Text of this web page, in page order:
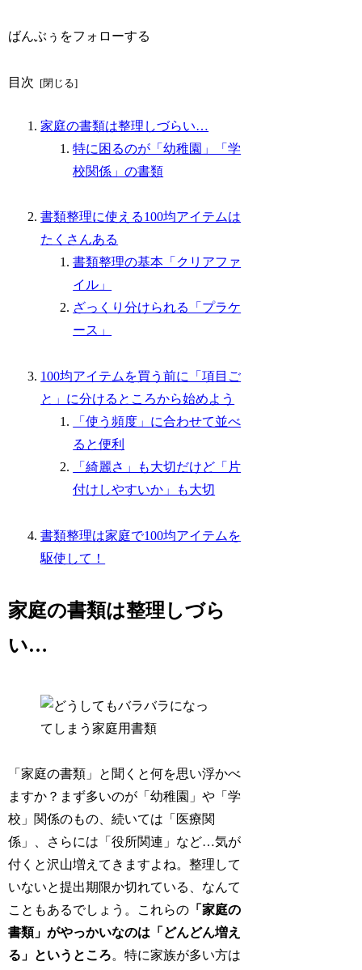
ばんぶぅをフォローする
目次
家庭の書類は整理しづらい…
特に困るのが「幼稚園」「学
校関係」の書類
書類整理に使える100均アイテムは
たくさんある
書類整理の基本「クリアファ
イル」
ざっくり分けられる「プラケ
ース」
100均アイテムを買う前に「項目ご
と」に分けるところから始めよう
「使う頻度」に合わせて並べ
ると便利
「綺麗さ」も大切だけど「片
付けしやすいか」も大切
書類整理は家庭で100均アイテムを
駆使して！
家庭の書類は整理しづら
い…
「家庭の書類」と聞くと何を思い浮かべ
ますか？まず多いのが「幼稚園」や「学
校」関係のもの、続いては「医療関
係」、さらには「役所関連」など…気が
付くと沢山増えてきますよね。整理して
いないと提出期限か切れている、なんて
こともあるでしょう。これらの 「家庭の
書類」がやっかいなのは「どんどん増え
る」というところ。特に家族が多い方は